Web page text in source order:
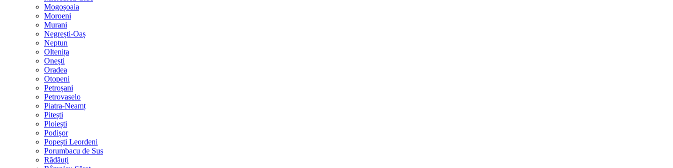
Mogoșoaia
Moroeni
Murani
Negrești-Oaș
Neptun
Oltenița
Onești
Oradea
Otopeni
Petroșani
Petrovaselo
Piatra-Neamț
Pitești
Ploiești
Podișor
Popești Leordeni
Porumbacu de Sus
Rădăuți